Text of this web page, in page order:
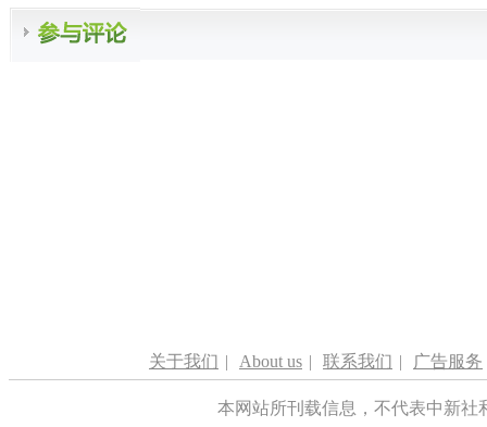
关于我们 | About us | 联系我们 | 广告服务
本网站所刊载信息，不代表中新